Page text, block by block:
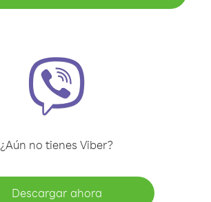
¿Aún no tienes Viber?
Descargar ahora